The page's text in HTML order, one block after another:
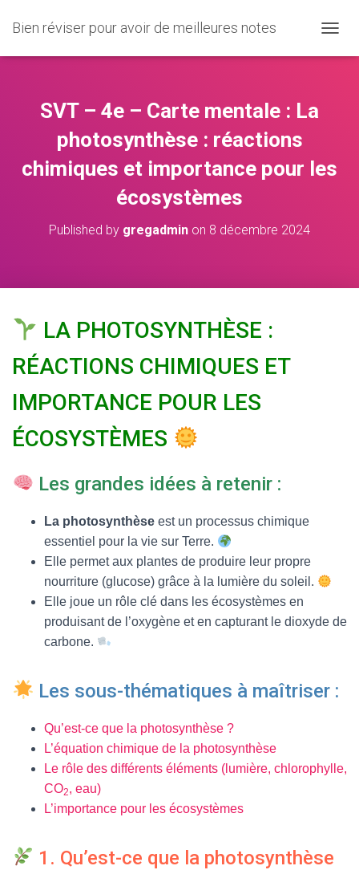
Bien réviser pour avoir de meilleures notes
U
E
R
SVT – 4e – Carte mentale : La
photosynthèse : réactions
chimiques et importance pour les
écosystèmes
Published by gregadmin on 8 décembre 2024
LA PHOTOSYNTHÈSE :
RÉACTIONS CHIMIQUES ET
IMPORTANCE POUR LES
ÉCOSYSTÈMES
Les grandes idées à retenir :
La photosynthèse est un processus chimique
essentiel pour la vie sur Terre.
Elle permet aux plantes de produire leur propre
nourriture (glucose) grâce à la lumière du soleil.
Elle joue un rôle clé dans les écosystèmes en
produisant de l’oxygène et en capturant le dioxyde de
carbone.
Les sous-thématiques à maîtriser :
Qu’est-ce que la photosynthèse ?
L’équation chimique de la photosynthèse
Le rôle des différents éléments (lumière, chlorophylle,
CO2, eau)
L’importance pour les écosystèmes
1. Qu’est-ce que la photosynthèse